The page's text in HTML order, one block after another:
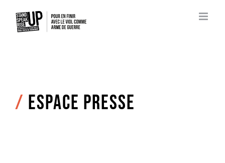
/ Espace presse